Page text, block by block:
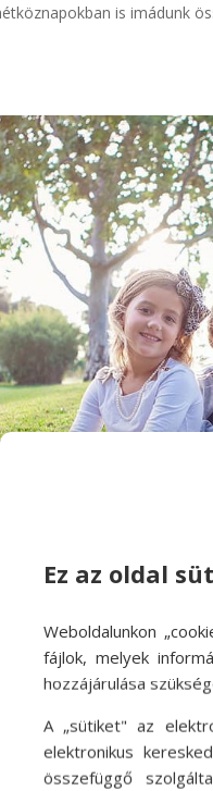
is imádunk
hello
Ez az oldal
Weboldalunkon
fájlok, melyek
hozzájárulása
A „sütiket" az
elektronikus
összefüggő